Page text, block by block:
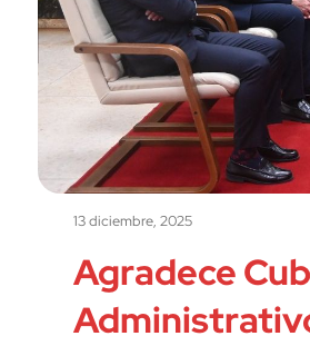
13 diciembre, 2025
Agradece